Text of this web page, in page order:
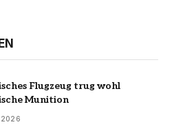
Flugzeug trug wohl
Munition
2026